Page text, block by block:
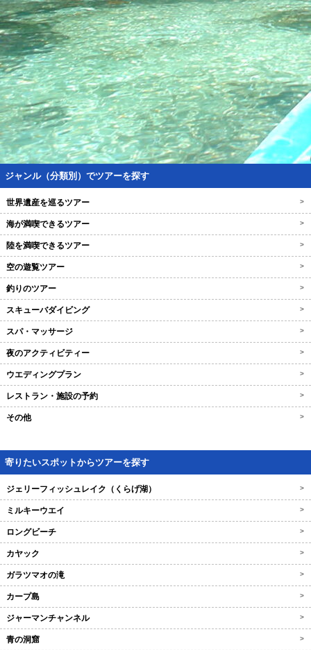
ジャンル（分類別）でツアーを探す
世界遺産を巡るツアー >
海が満喫できるツアー >
陸を満喫できるツアー >
空の遊覧ツアー >
釣りのツアー >
スキューバダイビング >
スパ・マッサージ >
夜のアクティビティー >
ウエディングプラン >
レストラン・施設の予約 >
その他 >
寄りたいスポットからツアーを探す
ジェリーフィッシュレイク（くらげ湖） >
ミルキーウエイ >
ロングビーチ >
カヤック >
ガラツマオの滝 >
カープ島 >
ジャーマンチャンネル >
青の洞窟 >